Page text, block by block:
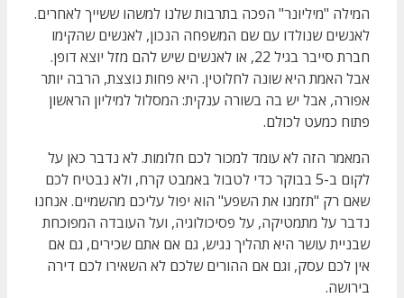
המילה "מיליונר" הפכה בתרבות שלנו למשהו ששייך לאחרים.
לאנשים שנולדו עם שם המשפחה הנכון, לאנשים שהקימו
חברת סייבר בגיל 22, או לאנשים שיש להם מזל יוצא דופן.
אבל האמת היא שונה לחלוטין. היא פחות נוצצת, הרבה יותר
אפורה, אבל יש בה בשורה ענקית: המסלול למיליון הראשון
פתוח כמעט לכולם.
המאמר הזה לא עומד למכור לכם חלומות. לא נדבר כאן על
לקום ב-5 בבוקר כדי לטבול באמבט קרח, ולא נבטיח לכם
שאם רק "תזמנו את השפע" הוא יפול עליכם מהשמיים. אנחנו
נדבר על מתמטיקה, על פסיכולוגיה, ועל העובדה המפוכחת
שבניית עושר היא תהליך נגיש, גם אם אתם שכירים, גם אם
אין לכם עסק, וגם אם ההורים שלכם לא השאירו לכם דירה
בירושה.